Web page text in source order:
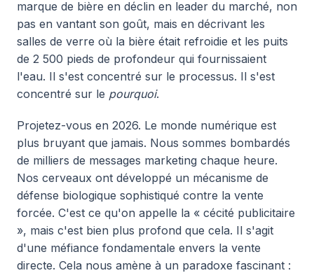
marque de bière en déclin en leader du marché, non
pas en vantant son goût, mais en décrivant les
salles de verre où la bière était refroidie et les puits
de 2 500 pieds de profondeur qui fournissaient
l'eau. Il s'est concentré sur le processus. Il s'est
concentré sur le pourquoi.
Projetez-vous en 2026. Le monde numérique est
plus bruyant que jamais. Nous sommes bombardés
de milliers de messages marketing chaque heure.
Nos cerveaux ont développé un mécanisme de
défense biologique sophistiqué contre la vente
forcée. C'est ce qu'on appelle la « cécité publicitaire
», mais c'est bien plus profond que cela. Il s'agit
d'une méfiance fondamentale envers la vente
directe. Cela nous amène à un paradoxe fascinant :